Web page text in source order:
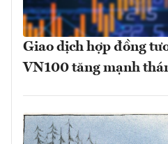
Giao dịch hợp đồng
VN100 tăng mạnh